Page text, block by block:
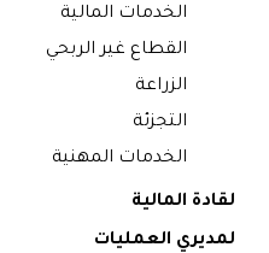
الخدمات المالية
القطاع غير الربحي
الزراعة
التجزئة
الخدمات المهنية
لقادة المالية
لمديري العمليات